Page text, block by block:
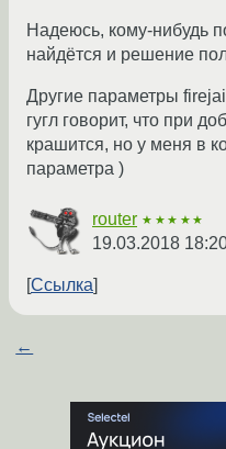
Надеюсь, кому-нибудь
найдётся и решение
Другие параметры
гугл говорит, что при
крашится, но у меня в
параметра )
router ★★★★★
19.03.2018
Ссылка
←